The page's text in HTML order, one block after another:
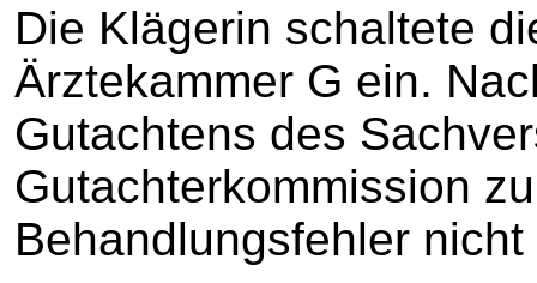
Die Klägerin schaltete
Ärztekammer G ein.
Gutachtens des
Gutachterkommission
Behandlungsfehler